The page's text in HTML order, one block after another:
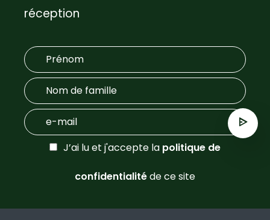
réception
J’ai lu et j'accepte la politique de
confidentialitéde ce site